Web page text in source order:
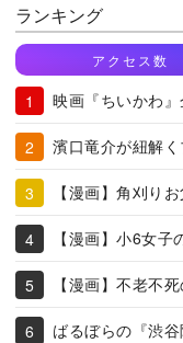
ランキング
アクセス数
映画『ちいかわ
濱口竜介が紐解く
【漫画】角刈り
【漫画】小6女
【漫画】不老不
ばるぼらの『渋